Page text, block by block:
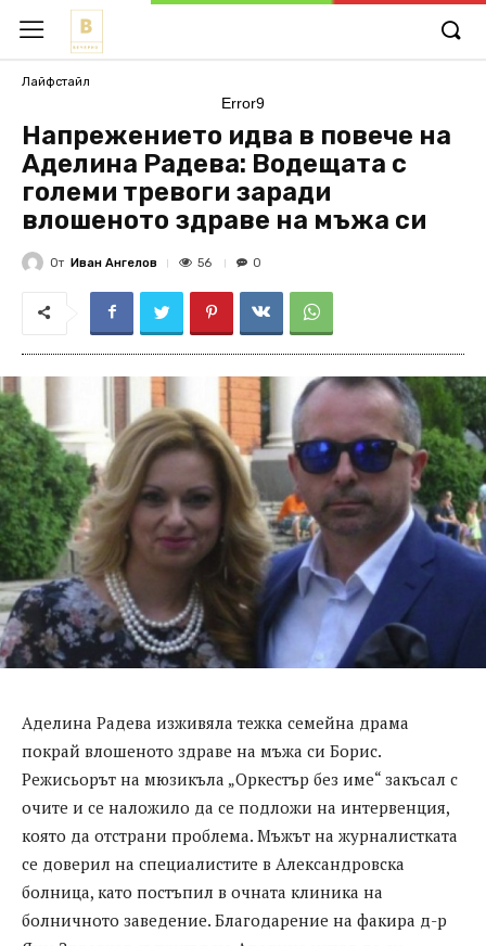
Лайфстайл
Error9
Напрежението идва в повече на
Аделина Радева: Водещата с
големи тревоги заради
влошеното здраве на мъжа си
От Иван Ангелов 56 0
Аделина Радева изживяла тежка семейна драма
покрай влошеното здраве на мъжа си Борис.
Режисьорът на мюзикъла „Оркестър без име“ закъсал с
очите и се наложило да се подложи на интервенция,
която да отстрани проблема. Мъжът на журналистката
се доверил на специалистите в Александровска
болница, като постъпил в очната клиника на
болничното заведение. Благодарение на факира д-р